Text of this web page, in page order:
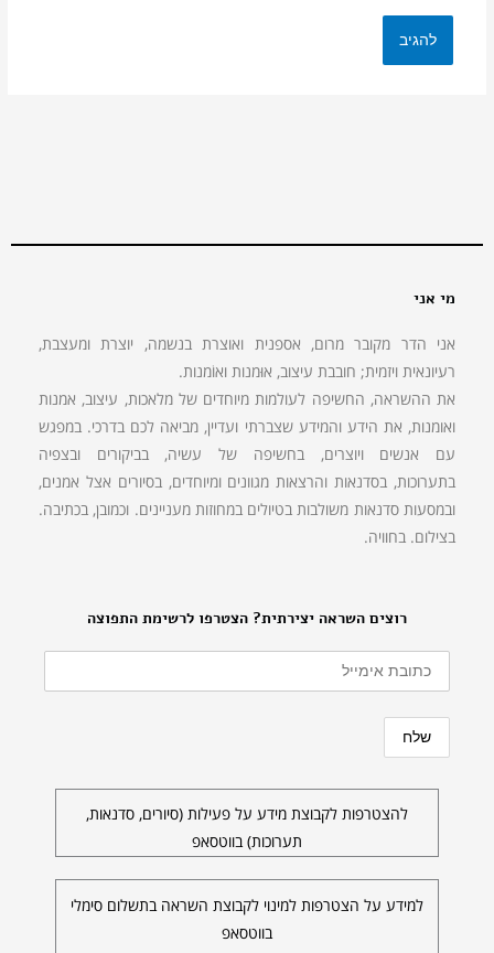
רוצים השראה יצירתית? הצטרפו לרשימת התפוצה
להצטרפות לקבוצת מידע על פעילות (סיורים, סדנאות,
תערוכות) בווטסאפ
למידע על הצטרפות למינוי לקבוצת השראה בתשלום סימלי
בווטסאפ
מי אני
אני הדר מקובר מרום, אספנית ואוצרת בנשמה, יוצרת ומעצבת,
רעיונאית ויזמית; חובבת עיצוב, אוּמנות ואוֹמנות.
את ההשראה, החשיפה לעולמות מיוחדים של מלאכות, עיצוב, אמנות
ואומנות, את הידע והמידע שצברתי ועדיין, מביאה לכם בדרכי. במפגש
עם אנשים ויוצרים, בחשיפה של עשיה, בביקורים ובצפיה
בתערוכות, בסדנאות והרצאות מגוונים ומיוחדים, בסיורים אצל אמנים,
ובמסעות סדנאות משולבות בטיולים במחוזות מעניינים. וכמובן, בכתיבה.
בצילום. בחוויה.